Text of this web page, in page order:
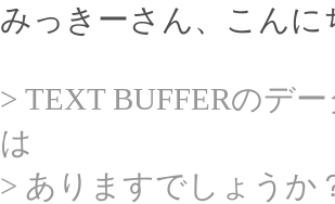
みっきーさん、こんに
> TEXT BUFFERのデ
は
> ありますでしょうか